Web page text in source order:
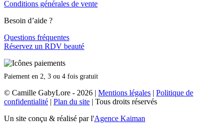
Conditions générales de vente
Besoin d’aide ?
Questions fréquentes
Réservez un RDV beauté
Paiement en 2, 3 ou 4 fois gratuit
© Camille GabyLore - 2026 | Mentions légales | Politique de
confidentialité | Plan du site | Tous droits réservés
Un site conçu & réalisé par l'Agence Kaiman